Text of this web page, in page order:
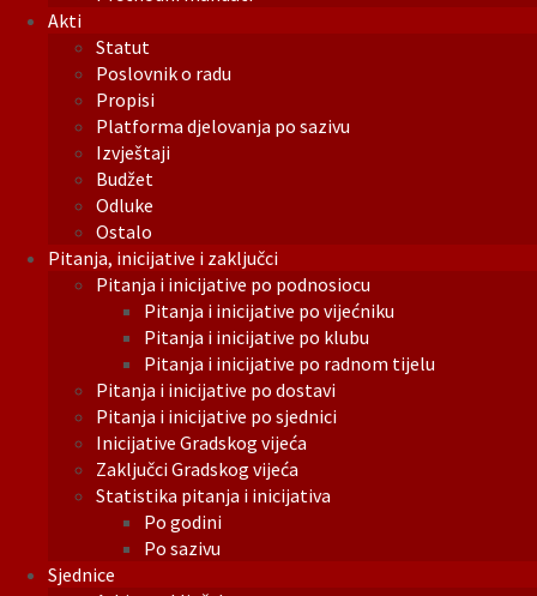
Akti
Statut
Poslovnik o radu
Propisi
Platforma djelovanja po sazivu
Izvještaji
Budžet
Odluke
Ostalo
Pitanja, inicijative i zaključci
Pitanja i inicijative po podnosiocu
Pitanja i inicijative po vijećniku
Pitanja i inicijative po klubu
Pitanja i inicijative po radnom tijelu
Pitanja i inicijative po dostavi
Pitanja i inicijative po sjednici
Inicijative Gradskog vijeća
Zaključci Gradskog vijeća
Statistika pitanja i inicijativa
Po godini
Po sazivu
Sjednice